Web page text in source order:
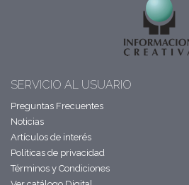
SERVICIO AL USUARIO
Preguntas Frecuentes
Noticias
Artículos de interés
Políticas de privacidad
Términos y Condiciones